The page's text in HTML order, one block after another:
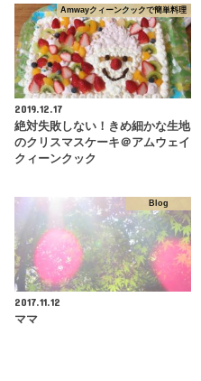
Amwayクィーンクックで簡単料理
2019.12.17
絶対失敗しない！きめ細かな生地
のクリスマスケーキ＠アムウェイ
クィーンクック
Blog
2017.11.12
ママ